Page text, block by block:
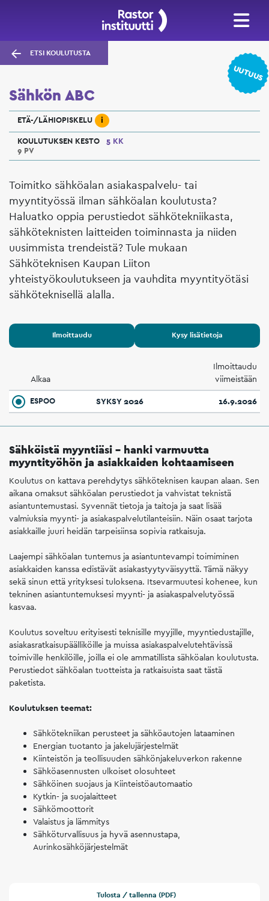
ETSI KOULUTUSTA
UUTUUS
Sähkön ABC
ETÄ-/LÄHIOPISKELU i
KOULUTUKSEN KESTO
5 KK
9 PV
Toimitko sähköalan asiakaspalvelu- tai
myyntityössä ilman sähköalan koulutusta?
Haluatko oppia perustiedot sähkötekniikasta,
sähköteknisten laitteiden toiminnasta ja niiden
uusimmista trendeistä? Tule mukaan
Sähköteknisen Kaupan Liiton
yhteistyökoulutukseen ja vauhdita myyntityötäsi
sähköteknisellä alalla.
Ilmoittaudu Kysy lisätietoja
Alkaa
Ilmoittaudu
viimeistään
ESPOO SYKSY 2026 16.9.2026
Sähköistä myyntiäsi – hanki varmuutta
myyntityöhön ja asiakkaiden kohtaamiseen
Koulutus on kattava perehdytys sähköteknisen kaupan alaan. Sen
aikana omaksut sähköalan perustiedot ja vahvistat teknistä
asiantuntemustasi. Syvennät tietoja ja taitoja ja saat lisää
valmiuksia myynti- ja asiakaspalvelutilanteisiin. Näin osaat tarjota
asiakkaille juuri heidän tarpeisiinsa sopivia ratkaisuja.
Laajempi sähköalan tuntemus ja asiantuntevampi toimiminen
asiakkaiden kanssa edistävät asiakastyytyväisyyttä. Tämä näkyy
sekä sinun että yrityksesi tuloksena. Itsevarmuutesi kohenee, kun
tekninen asiantuntemuksesi myynti- ja asiakaspalvelutyössä
kasvaa.
Koulutus soveltuu erityisesti teknisille myyjille, myyntiedustajille,
asiakasratkaisupäälliköille ja muissa asiakaspalvelutehtävissä
toimiville henkilöille, joilla ei ole ammatillista sähköalan koulutusta.
Perustiedot sähköalan tuotteista ja ratkaisuista saat tästä
paketista.
Koulutuksen teemat:
Sähkötekniikan perusteet ja sähköautojen lataaminen
Energian tuotanto ja jakelujärjestelmät
Kiinteistön ja teollisuuden sähkönjakeluverkon rakenne
Sähköasennusten ulkoiset olosuhteet
Sähköinen suojaus ja Kiinteistöautomaatio
Kytkin- ja suojalaitteet
Sähkömoottorit
Valaistus ja lämmitys
Sähköturvallisuus ja hyvä asennustapa,
Aurinkosähköjärjestelmät
Tulosta / tallenna (PDF)